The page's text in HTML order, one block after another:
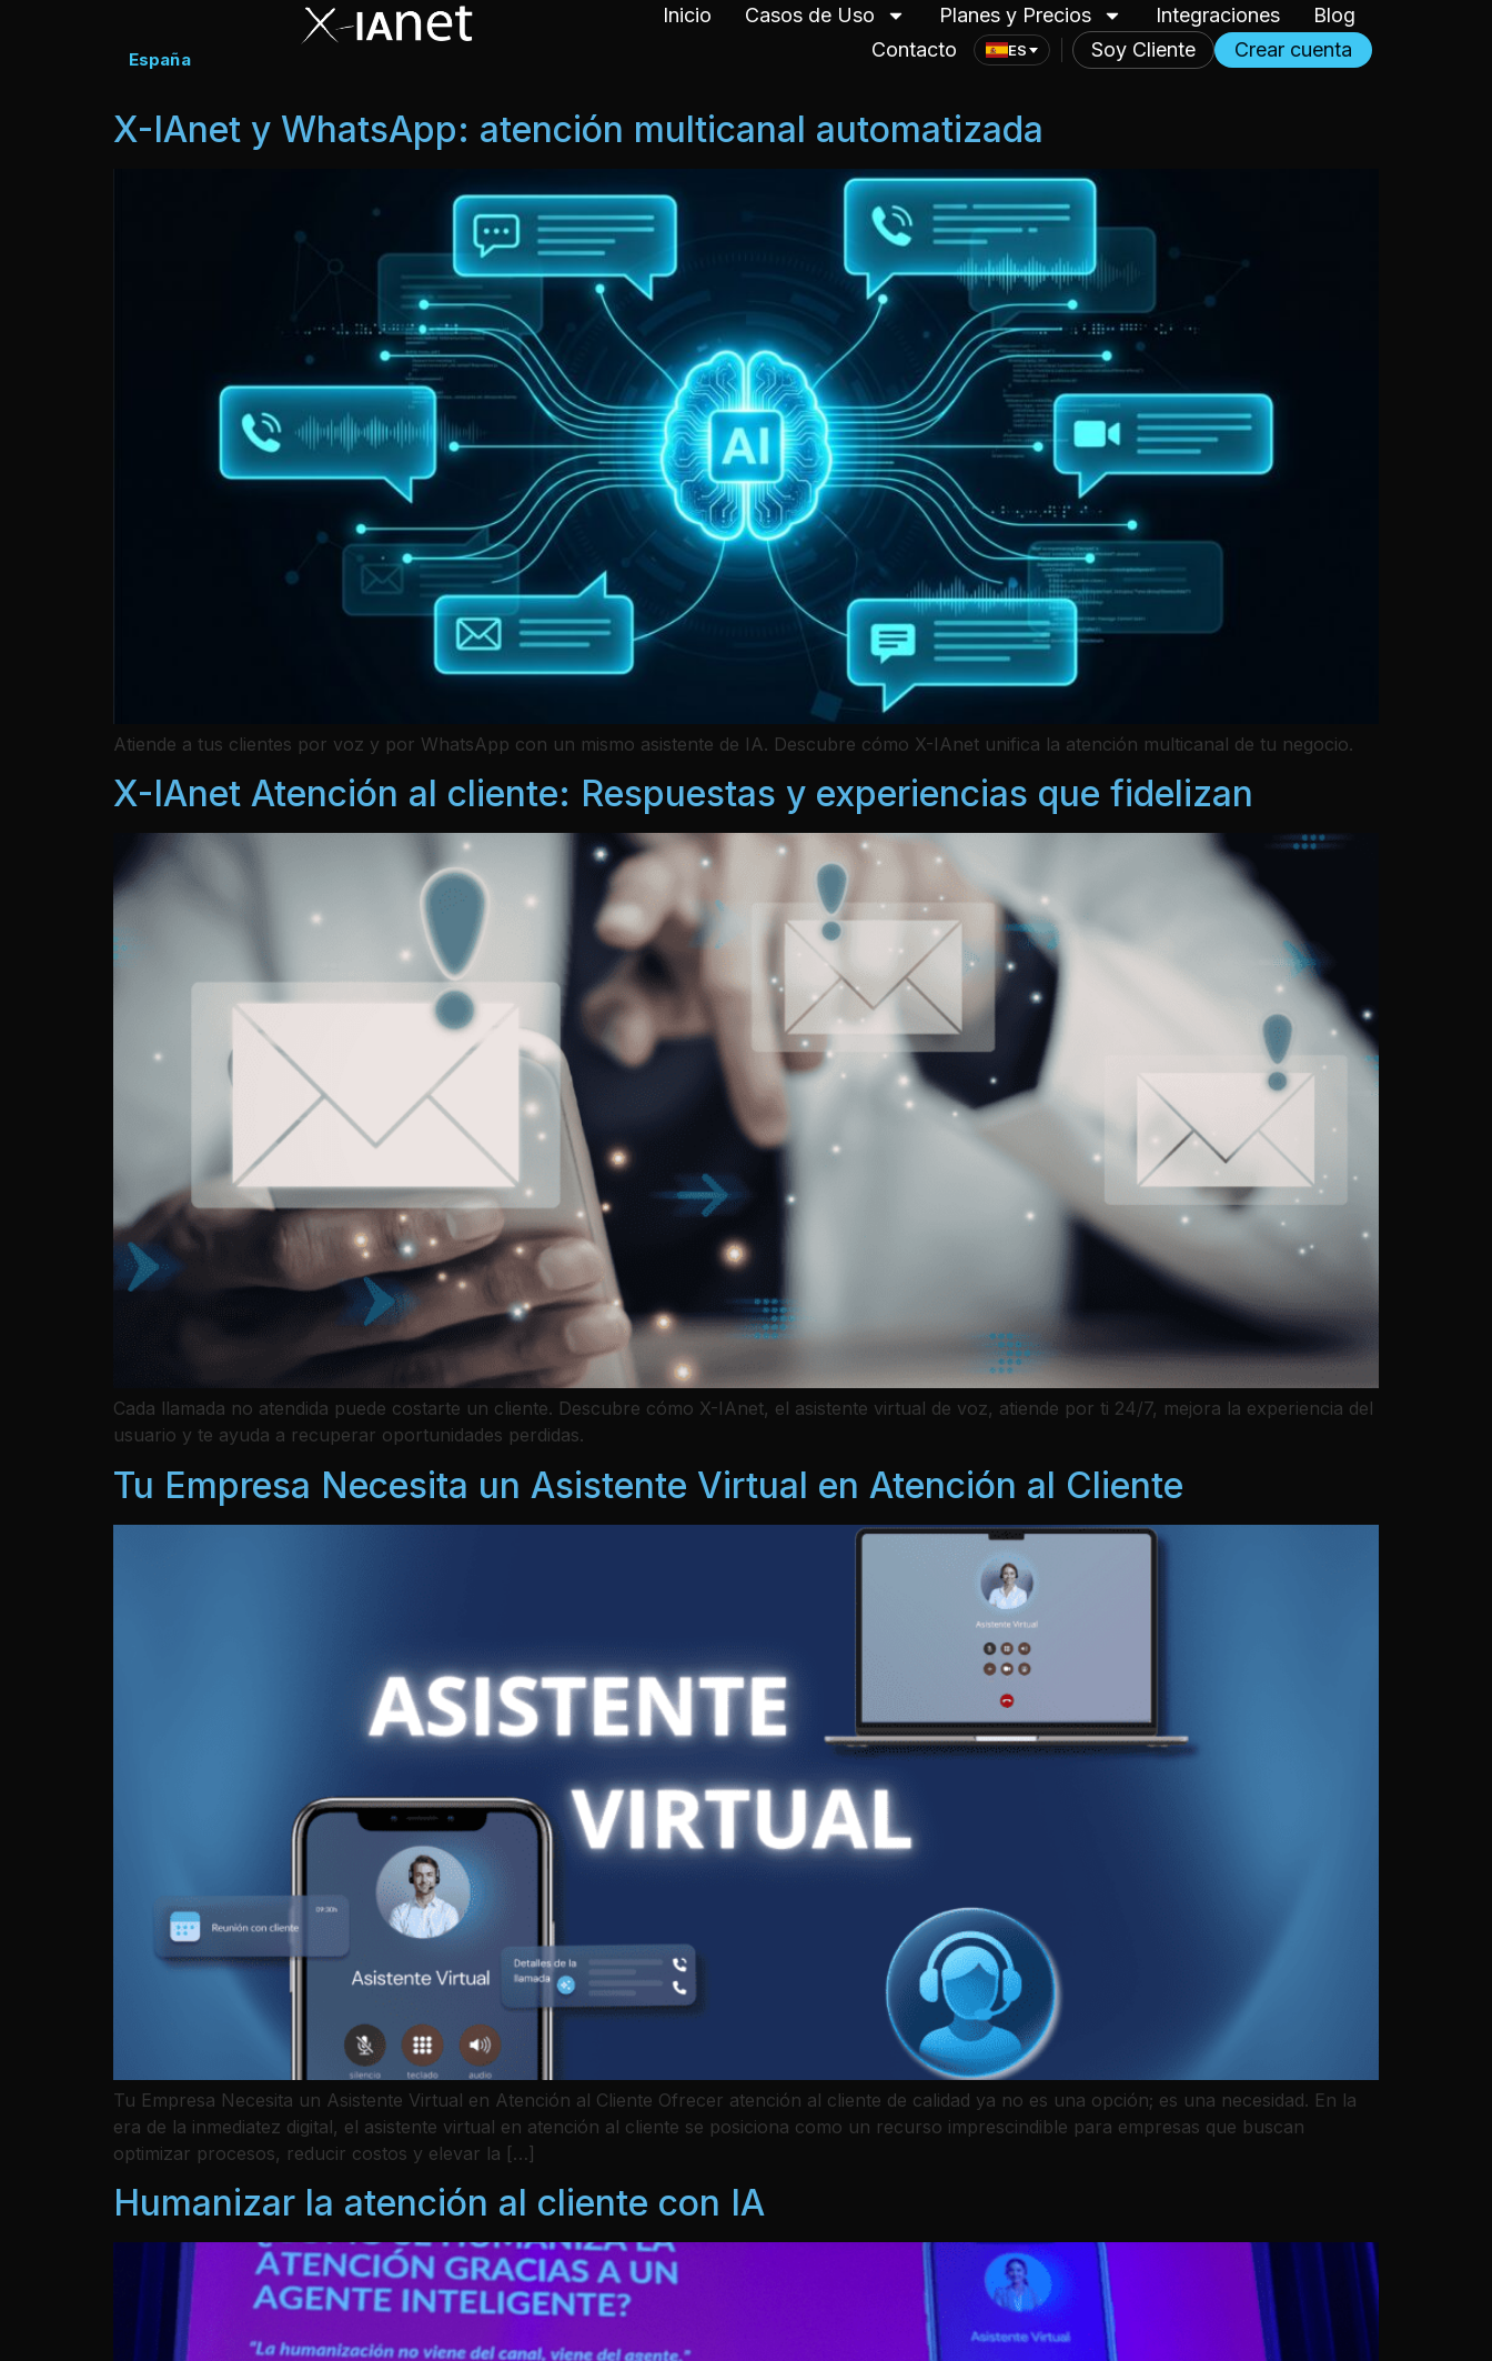
España
Inicio Casos de Uso Planes y Precios Integraciones
Blog
Contacto
ES Soy Cliente Crear cuenta
X-IAnet y WhatsApp: atención multicanal automatizada
Atiende a tus clientes por voz y por WhatsApp con un mismo asistente de IA. Descubre cómo X-IAnet unifica la atención multicanal de tu negocio.
X-IAnet Atención al cliente: Respuestas y experiencias que fidelizan
Cada llamada no atendida puede costarte un cliente. Descubre cómo X-IAnet, el asistente virtual de voz, atiende por ti 24/7, mejora la experiencia del
usuario y te ayuda a recuperar oportunidades perdidas.
Tu Empresa Necesita un Asistente Virtual en Atención al Cliente
Tu Empresa Necesita un Asistente Virtual en Atención al Cliente Ofrecer atención al cliente de calidad ya no es una opción; es una necesidad. En la
era de la inmediatez digital, el asistente virtual en atención al cliente se posiciona como un recurso imprescindible para empresas que buscan
optimizar procesos, reducir costos y elevar la […]
Humanizar la atención al cliente con IA